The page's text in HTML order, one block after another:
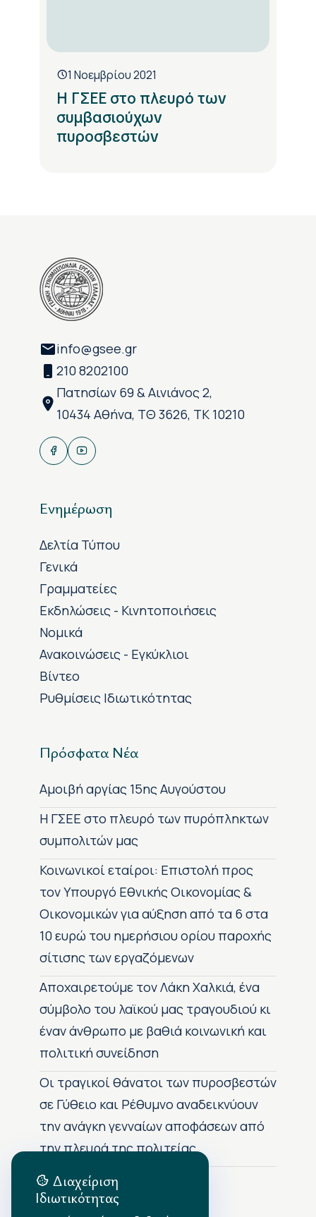
1 Νοεμβρίου 2021
Η ΓΣΕΕ στο πλευρό των
συμβασιούχων
πυροσβεστών
info@gsee.gr
210 8202100
Πατησίων 69 & Αινιάνος 2,
10434 Αθήνα, ΤΘ 3626, ΤΚ 10210
Ενημέρωση
Δελτία Τύπου
Γενικά
Γραμματείες
Εκδηλώσεις - Κινητοποιήσεις
Νομικά
Ανακοινώσεις - Εγκύκλιοι
Βίντεο
Ρυθμίσεις Ιδιωτικότητας
Πρόσφατα Νέα
Αμοιβή αργίας 15ης Αυγούστου
H ΓΣΕΕ στο πλευρό των πυρόπληκτων
συμπολιτών μας
Κοινωνικοί εταίροι: Επιστολή προς
τον Υπουργό Εθνικής Οικονομίας &
Οικονομικών για αύξηση από τα 6 στα
10 ευρώ του ημερήσιου ορίου παροχής
σίτισης των εργαζόμενων
Αποχαιρετούμε τον Λάκη Χαλκιά, ένα
σύμβολο του λαϊκού μας τραγουδιού κι
έναν άνθρωπο με βαθιά κοινωνική και
πολιτική συνείδηση
Οι τραγικοί θάνατοι των πυροσβεστών
σε Γύθειο και Ρέθυμνο αναδεικνύουν
την ανάγκη γενναίων αποφάσεων από
την πλευρά της πολιτείας
Αρχείο Δημοσιεύσεων
Διαχείριση
Ιδιωτικότητας